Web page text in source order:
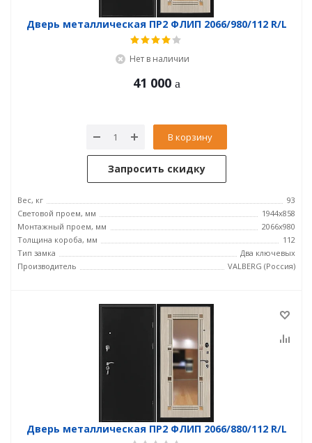
Дверь металлическая ПР2 ФЛИП 2066/980/112 R/L
Нет в наличии
41 000
В корзину
Запросить скидку
Вес, кг
93
Световой проем, мм
1944x858
Монтажный проем, мм
2066x980
Толщина короба, мм
112
Тип замка
Два ключевых
Производитель
VALBERG (Россия)
Дверь металлическая ПР2 ФЛИП 2066/880/112 R/L